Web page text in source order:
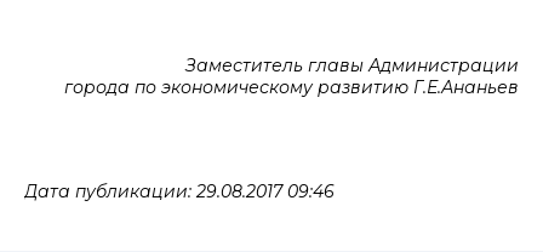
Заместитель главы Администрации
города по экономическому развитию Г.Е.Ананьев
Дата публикации: 29.08.2017 09:46